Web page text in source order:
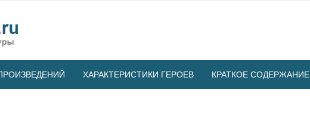
ХАРАКТЕРИСТИКИ ГЕРОЕВ КРАТКОЕ СОДЕРЖАНИЕ